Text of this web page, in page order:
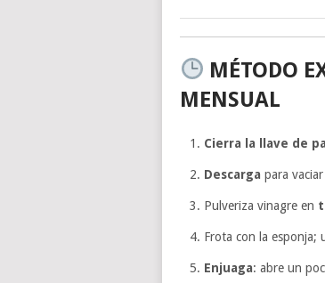
MÉTODO
MENSUAL
Cierra la llave de
Descarga para
Pulveriza vinagre en
Frota con la esponja;
Enjuaga: abre un